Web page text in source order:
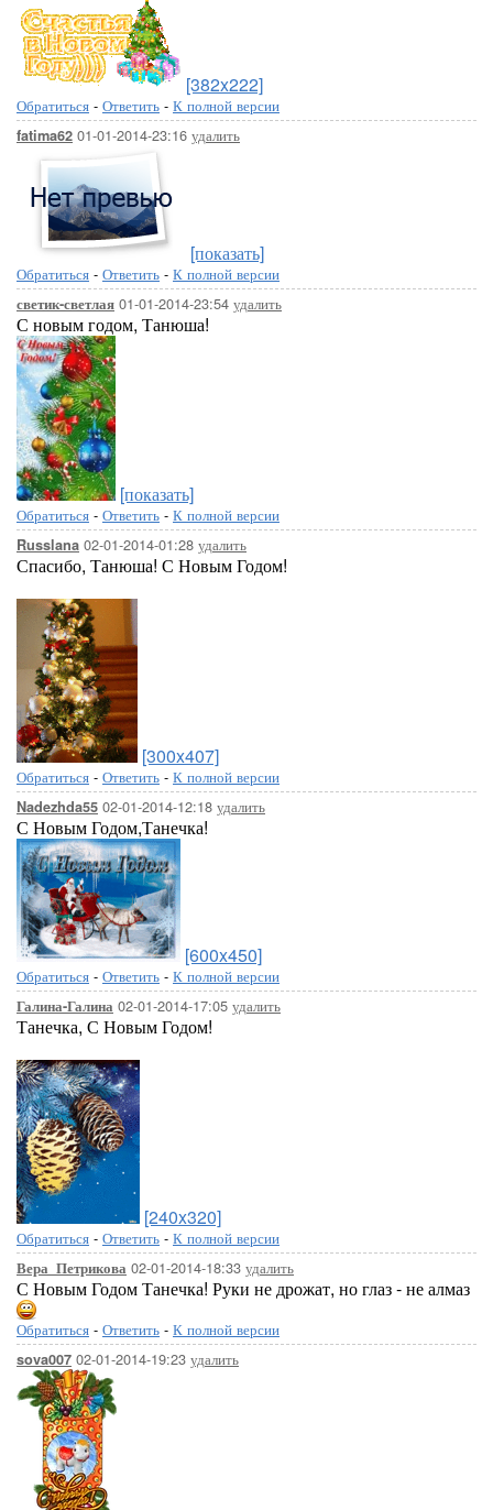
[382x222]
Обратиться - Ответить - К полной версии
fatima62 01-01-2014-23:16 удалить
[показать]
Обратиться - Ответить - К полной версии
светик-светлая 01-01-2014-23:54 удалить
С новым годом, Танюша!
[показать]
Обратиться - Ответить - К полной версии
Russlana 02-01-2014-01:28 удалить
Спасибо, Танюша! С Новым Годом!
[300x407]
Обратиться - Ответить - К полной версии
Nadezhda55 02-01-2014-12:18 удалить
С Новым Годом,Танечка!
[600x450]
Обратиться - Ответить - К полной версии
Галина-Галина 02-01-2014-17:05 удалить
Танечка, С Новым Годом!
[240x320]
Обратиться - Ответить - К полной версии
Вера_Петрикова 02-01-2014-18:33 удалить
С Новым Годом Танечка! Руки не дрожат, но глаз - не алмаз
Обратиться - Ответить - К полной версии
sova007 02-01-2014-19:23 удалить